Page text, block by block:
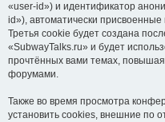
«user-id») и идентификатор
id»), автоматически
Третья cookie будет создана
«SubwayTalks.ru» и будет
прочтённых вами темах,
форумами.
Также во время просмотра
установить cookies, внешние по